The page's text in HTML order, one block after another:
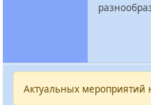
Актуальных мероприятий